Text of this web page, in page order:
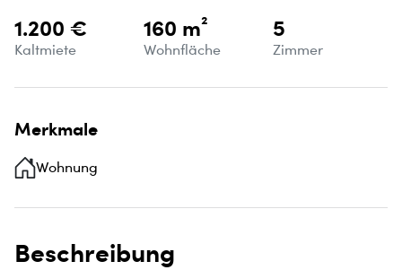
1.200 €
Kaltmiete
160 m²
Wohnfläche
5
Zimmer
Merkmale
Wohnung
Beschreibung